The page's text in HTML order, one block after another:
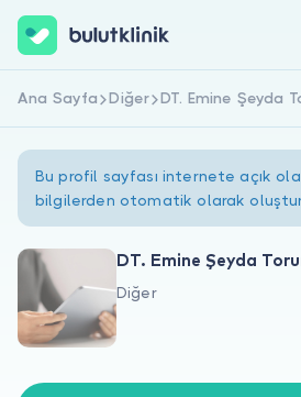
Hakkımızda
Hemen Kaydol
Ana Sayfa Diğer DT. Emine Şeyda
Bu profil sayfası internete açık
bilgilerden otomatik olarak
DT. Emine Şeyda
Diğer